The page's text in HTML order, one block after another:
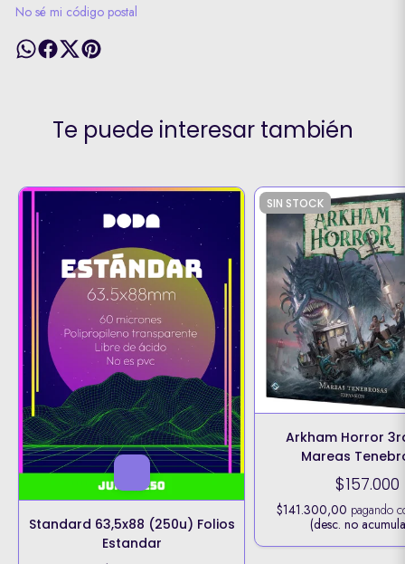
No sé mi código postal
Te puede interesar también
Standard 63,5x88 (250u) Folios
Estandar
SIN STOCK
Arkham Horror
Mareas
$157.000
$141.300,00 pagando
(desc. no